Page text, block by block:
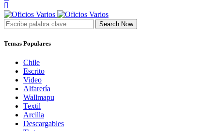
Search Now
Temas Populares
Chile
Escrito
Video
Alfarería
Wallmapu
Textil
Arcilla
Descargables